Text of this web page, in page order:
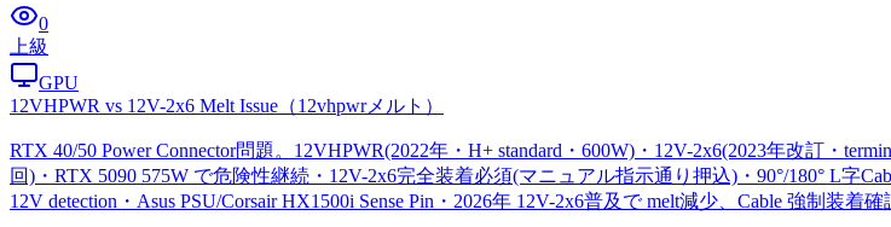
0
上級
GPU
12VHPWR vs 12V-2x6 Melt Issue （12vhpwrメルト ）
RTX 40/50 Power Connector問題。12VHPWR(2022年・H+ standard・600W)・12V-2x6(2023年改訂・
回)・RTX 5090 575W で危険性継続・12V-2x6完全装着必須(マニュアル指示通り押込)・90°/180° L字
12V detection・Asus PSU/Corsair HX1500i Sense Pin・2026年 12V-2x6普及で melt減少、Cable 強制装着確